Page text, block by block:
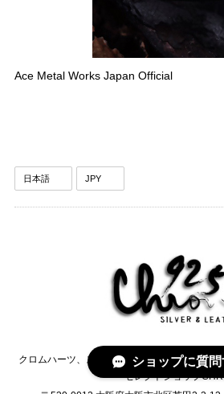
Ace Metal Works Japan Official
クロムハーツ、スタンリーゲス、STRUM、ガ
ーセレクトショップ
ショップに質問